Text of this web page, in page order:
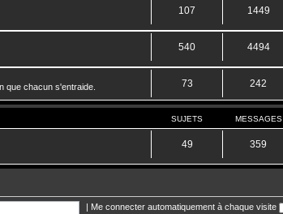
107 1449
540 4494
que chacun s'entraide. 73 242
SUJETS MESSAGES
49 359
Me connecter automatiquement à chaque visite